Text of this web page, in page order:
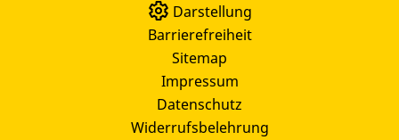
Darstellung
Barrierefreiheit
Sitemap
Impressum
Datenschutz
Widerrufsbelehrung